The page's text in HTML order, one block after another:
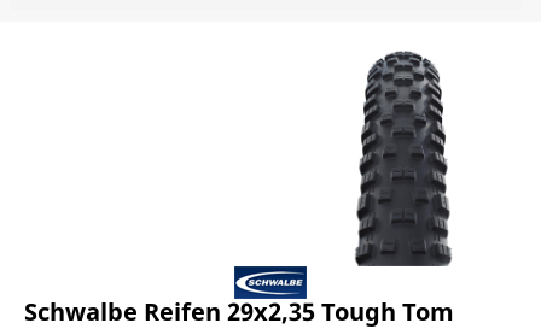
Schwalbe Reifen 29x2,35 Tough Tom